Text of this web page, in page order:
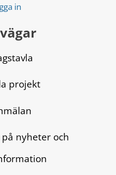
in
projekt
nyheter och